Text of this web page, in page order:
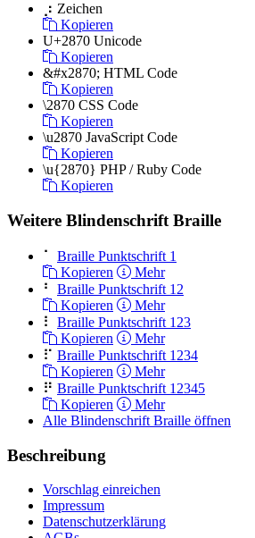
⡰ Zeichen
Kopieren
U+2870 Unicode
Kopieren
&#x2870; HTML Code
Kopieren
\2870 CSS Code
Kopieren
\u2870 JavaScript Code
Kopieren
\u{2870} PHP / Ruby Code
Kopieren
Weitere Blindenschrift Braille
⠁
Braille Punktschrift 1
Kopieren
Mehr
⠃
Braille Punktschrift 12
Kopieren
Mehr
⠇
Braille Punktschrift 123
Kopieren
Mehr
⠏ Braille Punktschrift 1234
Kopieren
Mehr
⠟ Braille Punktschrift 12345
Kopieren
Mehr
Alle Blindenschrift Braille öffnen
Beschreibung
Vorschlag einreichen
Impressum
Datenschutzerklärung